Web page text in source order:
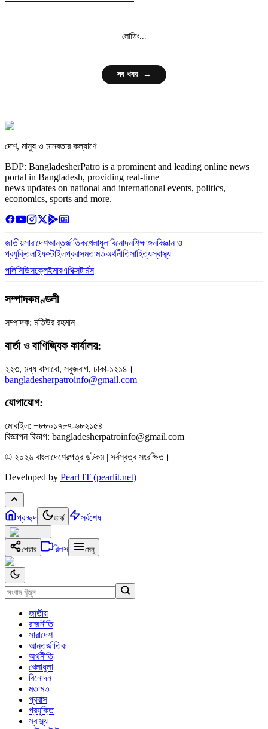
লোডিং...
সব খবর →
দেশ, মানুষ ও মানবতার কল্যাণে
BDP: BangladesherPatro is a prominent and leading online news
portal in Bangladesh, providing real-time
news updates on national and international events, politics,
economics, sports and more.
জাতীয়সারাদেশআন্তর্জাতিকখেলাধুলাবিনোদনশিক্ষাঙ্গনবিজ্ঞান ও
প্রযুক্তিলাইফস্টাইলপ্রবাসমতামতঅর্থনীতিসাহিত্যস্বাস্থ্য
পলিসিডিসক্লেইমারএথিক্সটার্মস
সম্পাদকমণ্ডলী
সম্পাদক: মতিউর রহমান
বার্তা ও বাণিজ্যিক কার্যালয়:
২২৩, মধ্য বাসাবো, সবুজবাগ, ঢাকা-১২১৪।
bangladesherpatroinfo@gmail.com
যোগাযোগ:
মোবাইল: +৮৮০১৭৮৭-৬৮২১৫৪
বিজ্ঞাপন বিভাগ: bangladesherpatroinfo@gmail.com
© ২০২৬ বাংলাদেশেরপত্র ডটকম | সর্বস্বত্ব সংরক্ষিত।
Developed by Pearl IT (pearlit.net)
প্রচ্ছদ ডার্ক সর্বশেষ
শেয়ার রিলস মেনু
জাতীয়
রাজনীতি
সারাদেশ
আন্তর্জাতিক
অর্থনীতি
খেলাধুলা
বিনোদন
মতামত
প্রবাস
প্রযুক্তি
স্বাস্থ্য